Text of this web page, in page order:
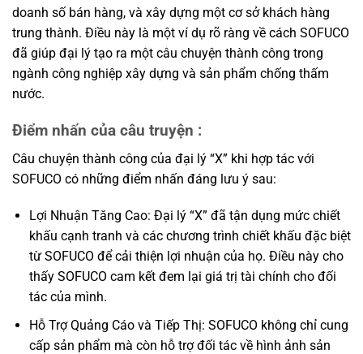
doanh số bán hàng, và xây dựng một cơ sở khách hàng
trung thành. Điều này là một ví dụ rõ ràng về cách SOFUCO
đã giúp đại lý tạo ra một câu chuyện thành công trong
ngành công nghiệp xây dựng và sản phẩm chống thấm
nước.
Điểm nhấn của câu truyện :
Câu chuyện thành công của đại lý “X” khi hợp tác với
SOFUCO có những điểm nhấn đáng lưu ý sau:
Lợi Nhuận Tăng Cao: Đại lý “X” đã tận dụng mức chiết
khấu cạnh tranh và các chương trình chiết khấu đặc biệt
từ SOFUCO để cải thiện lợi nhuận của họ. Điều này cho
thấy SOFUCO cam kết đem lại giá trị tài chính cho đối
tác của mình.
Hỗ Trợ Quảng Cáo và Tiếp Thị: SOFUCO không chỉ cung
cấp sản phẩm mà còn hỗ trợ đối tác về hình ảnh sản